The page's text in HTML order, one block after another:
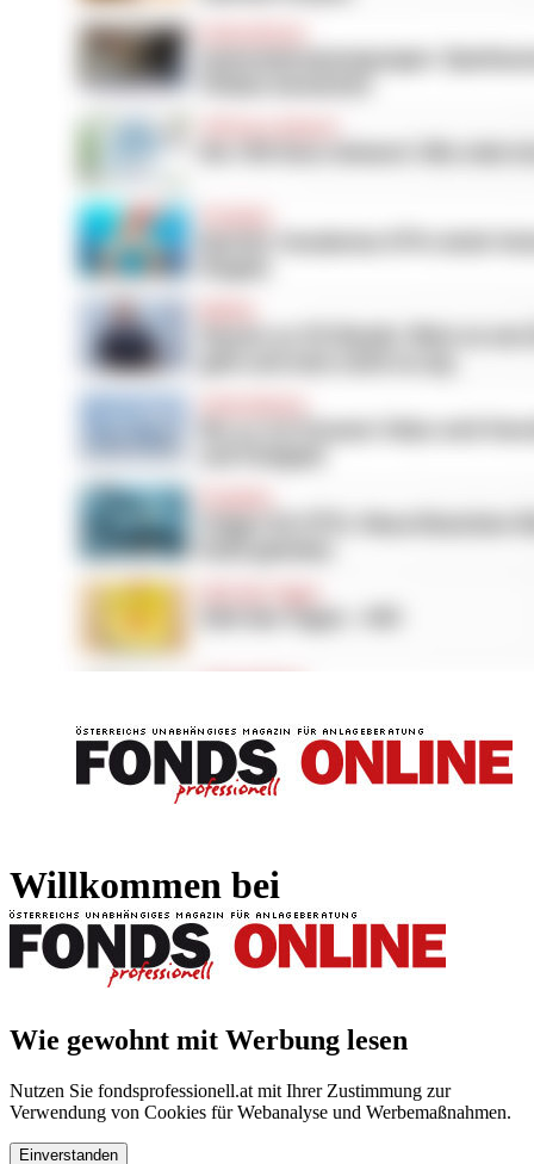
Willkommen bei
Wie gewohnt mit Werbung lesen
Nutzen Sie fondsprofessionell.at mit Ihrer Zustimmung zur
Verwendung von Cookies für Webanalyse und Werbemaßnahmen.
Einverstanden